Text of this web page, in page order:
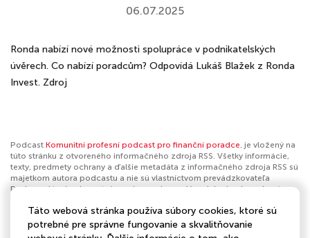
06.07.2025
Ronda nabízí nové možnosti spolupráce v podnikatelských
úvěrech. Co nabízí poradcům? Odpovídá Lukáš Blažek z Ronda
Invest. Zdroj
Podcast Komunitní profesní podcast pro finanční poradce. je vložený na
túto stránku z otvoreného informačného zdroja RSS. Všetky informácie,
texty, predmety ochrany a ďalšie metadáta z informačného zdroja RSS sú
majetkom autora podcastu a nie sú vlastníctvom prevádzkovateľa
Podmaz, ktorý ani nevytvára ani nezodpovedá za ich obsah podcastov.
Podmaz, môžešnahlásiť obsah. Ak je toto tvoj podcast a chceš získať
kontrolu nad týmto profilomklikni sem.
Táto webová stránka používa súbory cookies, ktoré sú
potrebné pre správne fungovanie a skvalitňovanie